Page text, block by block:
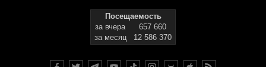
Посещаемость
за вчера
657 660
за месяц
12 586 370